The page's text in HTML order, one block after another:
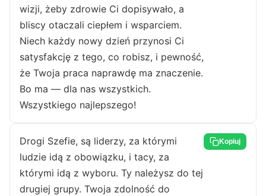
wizji, żeby zdrowie Ci dopisywało, a
bliscy otaczali ciepłem i wsparciem.
Niech każdy nowy dzień przynosi Ci
satysfakcję z tego, co robisz, i pewność,
że Twoja praca naprawdę ma znaczenie.
Bo ma — dla nas wszystkich.
Wszystkiego najlepszego!
Drogi Szefie, są liderzy, za którymi
ludzie idą z obowiązku, i tacy, za
którymi idą z wyboru. Ty należysz do tej
drugiej grupy. Twoja zdolność do
Kopiuj